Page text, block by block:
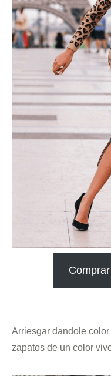
Arriesgar dandole color
zapatos de un color